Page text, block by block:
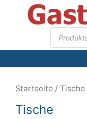
Products
search
Startseite / Tische
Tische